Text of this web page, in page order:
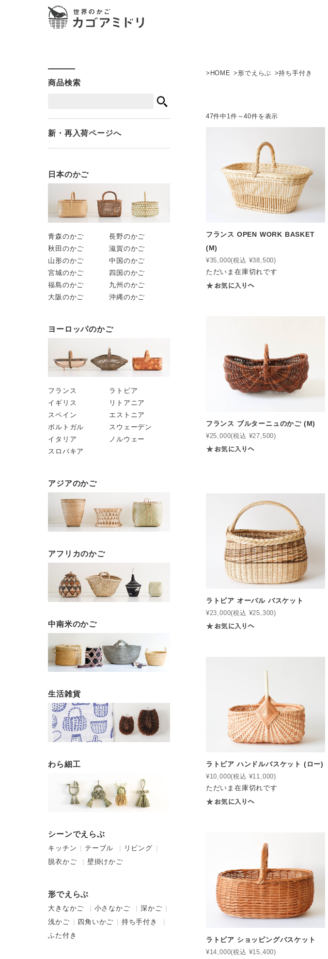
HOME 形でえらぶ 持ち手付き
47件中1件～40件を表示
フランス OPEN WORK BASKET
(M)
¥35,000(税込 ¥38,500)
ただいま在庫切れです
フランス ブルターニュのかご (M)
¥25,000(税込 ¥27,500)
ラトビア オーバル バスケット
¥23,000(税込 ¥25,300)
ラトビア ハンドルバスケット (ロー)
¥10,000(税込 ¥11,000)
ただいま在庫切れです
ラトビア ショッピングバスケット
¥14,000(税込 ¥15,400)
商品検索
新・再入荷ページへ
日本のかご
青森のかご
長野のかご
秋田のかご
滋賀のかご
山形のかご
中国のかご
宮城のかご
四国のかご
福島のかご
九州のかご
大阪のかご
沖縄のかご
ヨーロッパのかご
フランス
ラトビア
イギリス
リトアニア
スペイン
エストニア
ポルトガル
スウェーデン
イタリア
ノルウェー
スロバキア
アジアのかご
アフリカのかご
中南米のかご
生活雑貨
わら細工
シーンでえらぶ
キッチン テーブル
リビング
脱衣かご
壁掛けかご
形でえらぶ
大きなかご 小さなかご
深かご
浅かご
四角いかご
持ち手付き
ふた付き